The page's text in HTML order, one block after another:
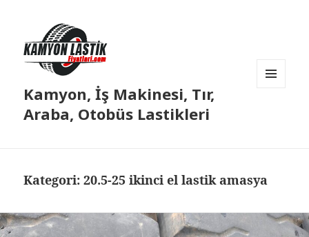
Kamyon, İş Makinesi, Tır,
Araba, Otobüs Lastikleri
Kategori:20.5-25 ikinci el lastik amasya